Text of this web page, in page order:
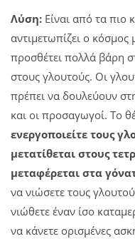
Λύση: Είναι από τα πιο
αντιμετωπίζει ο κόσμος
προσθέτει πολλά βάρη
στους γλουτούς. Οι
πρέπει να δουλεύουν
και οι προσαγωγοί. Το
ενεργοποιείτε τους
μετατίθεται στους
μεταφέρεται στα
να νιώσετε τους
νιώθετε έναν ίσο
να κάνετε ορισμένες